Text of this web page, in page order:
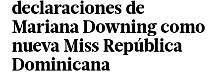
declaraciones de
Mariana Downing como
nueva Miss República
Dominicana